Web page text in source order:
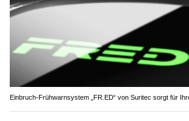
Einbruch-Frühwarnsystem „FR.ED“ von Suritec sorgt für